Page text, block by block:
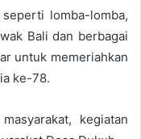
lomba-lomba,
Bali dan berbagai
untuk memeriahkan
ke-78.
kegiatan